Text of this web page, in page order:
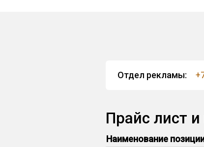
Отдел рекламы:
Прайс лист
Наименование